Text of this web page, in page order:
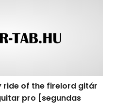
ride of the firelord gitár
pro [segundas